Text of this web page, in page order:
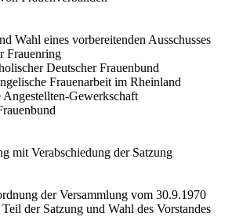
Wahl eines vorbereitenden Ausschusses
Frauenring
Deutscher Frauenbund
Frauenarbeit im Rheinland
Gewerkschaft
mit Verabschiedung der Satzung
der Versammlung vom 30.9.1970
der Satzung und Wahl des Vorstandes